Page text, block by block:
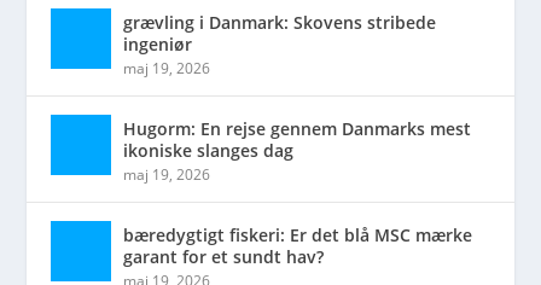
grævling i Danmark: Skovens stribede
ingeniør
maj 19, 2026
Hugorm: En rejse gennem Danmarks mest
ikoniske slanges dag
maj 19, 2026
bæredygtigt fiskeri: Er det blå MSC mærke
garant for et sundt hav?
maj 19, 2026